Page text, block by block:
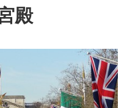
殿